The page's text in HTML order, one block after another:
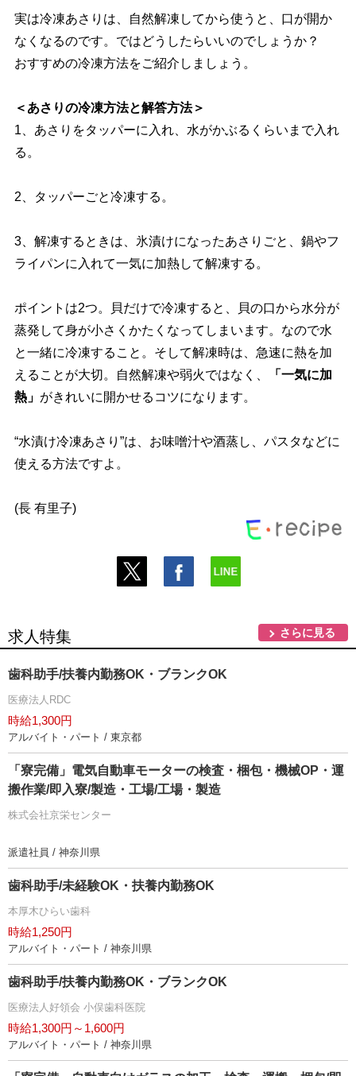
実は冷凍あさりは、自然解凍してから使うと、口が開か
なくなるのです。ではどうしたらいいのでしょうか？
おすすめの冷凍方法をご紹介しましょう。
＜あさりの冷凍方法と解答方法＞
1、あさりをタッパーに入れ、水がかぶるくらいまで入れ
る。
2、タッパーごと冷凍する。
3、解凍するときは、氷漬けになったあさりごと、鍋やフ
ライパンに入れて一気に加熱して解凍する。
ポイントは2つ。貝だけで冷凍すると、貝の口から水分が
蒸発して身が小さくかたくなってしまいます。なので水
と一緒に冷凍すること。そして解凍時は、急速に熱を加
えることが大切。自然解凍や弱火ではなく、
「一気に加
熱」 がきれいに開かせるコツになります。
“水漬け冷凍あさり”は、お味噌汁や酒蒸し、パスタなどに
使える方法ですよ。
(長 有里子)
求人特集 さらに見る
歯科助手/扶養内勤務OK・ブランクOK
医療法人RDC
時給1,300円
アルバイト・パート / 東京都
「寮完備」電気自動車モーターの検査・梱包・機械OP・運
搬作業/即入寮/製造・工場/工場・製造
株式会社京栄センター
派遣社員 / 神奈川県
歯科助手/未経験OK・扶養内勤務OK
本厚木ひらい歯科
時給1,250円
アルバイト・パート / 神奈川県
歯科助手/扶養内勤務OK・ブランクOK
医療法人好領会 小俣歯科医院
時給1,300円～1,600円
アルバイト・パート / 神奈川県